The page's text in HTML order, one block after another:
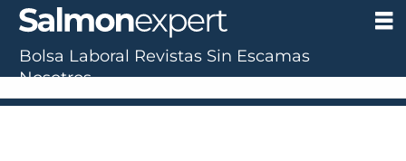
Bolsa Laboral Revistas Sin Escamas
Nosotros